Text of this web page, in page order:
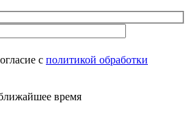
с политикой обработки
время